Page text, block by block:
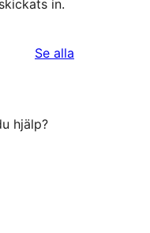
in.
Se alla
hjälp?